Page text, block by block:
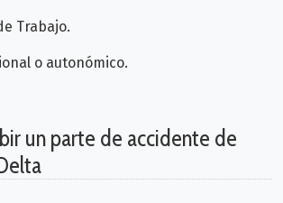
Trabajo.
o autonómico.
un parte de accidente de